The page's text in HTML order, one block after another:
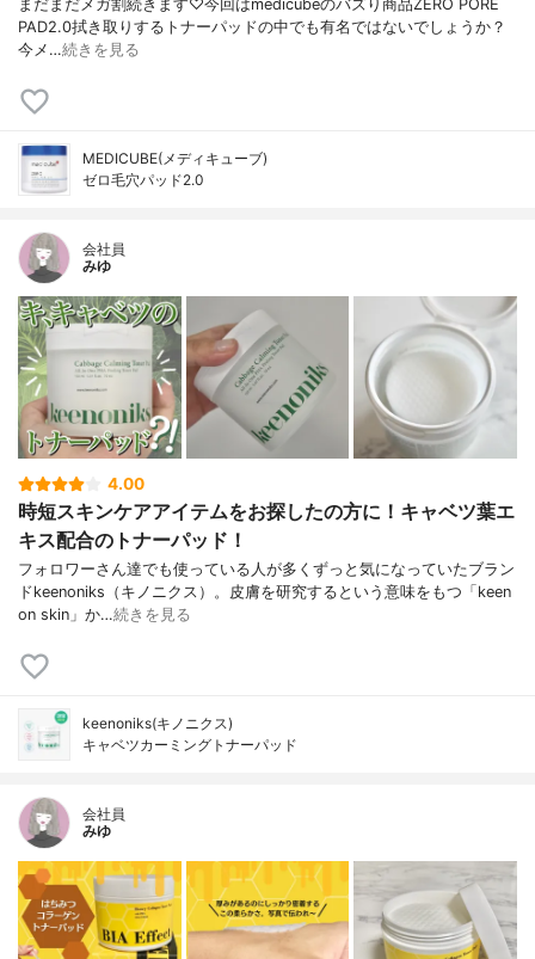
まだまだメガ割続きます♡⁡⁡今回はmedicubeのバズり商品ZERO PORE
PAD2.0⁡⁡拭き取りするトナーパッドの中でも有名ではないでしょうか？⁡
今メ…続きを見る
MEDICUBE(メディキューブ)
ゼロ毛穴パッド2.0
会社員
みゆ
4.00
時短スキンケアアイテムをお探したの方に！キャベツ葉エ
キス配合のトナーパッド！
フォロワーさん達でも使っている人が多くずっと気になっていたブラン
ドkeenoniks（キノニクス）。皮膚を研究するという意味をもつ「keen
on skin」か…続きを見る
keenoniks(キノニクス)
キャベツカーミングトナーパッド
会社員
みゆ